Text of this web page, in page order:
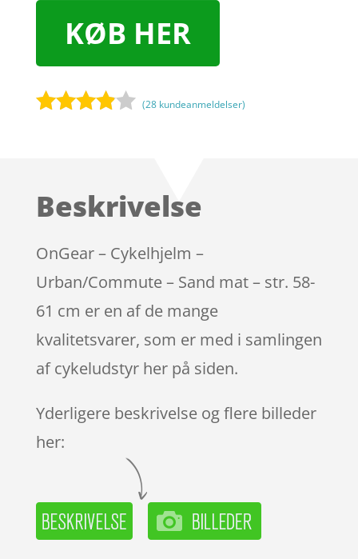
KØB HER
på
ømmels
er
(28 kundeanmeldelser)
Beskrivelse
OnGear – Cykelhjelm –
Urban/Commute – Sand mat – str. 58-
61 cm er en af de mange
kvalitetsvarer, som er med i samlingen
af cykeludstyr her på siden.
Yderligere beskrivelse og flere billeder
her: